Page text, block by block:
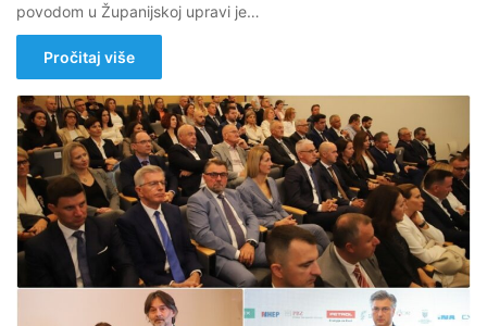
povodom u Županijskoj upravi je…
Pročitaj više